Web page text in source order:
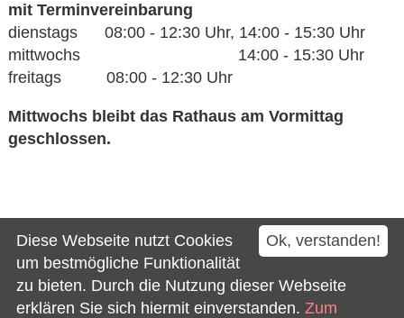
mit Terminvereinbarung
dienstags 08:00 - 12:30 Uhr, 14:00 - 15:30 Uhr
mittwochs 14:00 - 15:30 Uhr
freitags 08:00 - 12:30 Uhr
Mittwochs bleibt das Rathaus am Vormittag
geschlossen.
Kontakt
Impressum
Datenschutz
Ok, verstanden!
Diese Webseite nutzt Cookies
um bestmögliche Funktionalität
zu bieten. Durch die Nutzung dieser Webseite
erklären Sie sich hiermit einverstanden. Zum